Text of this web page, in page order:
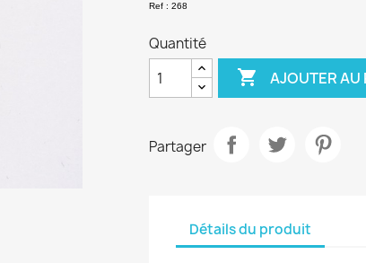
Ref : 268
Quantité
 AJOUTER AU
Partager
Détails du produit